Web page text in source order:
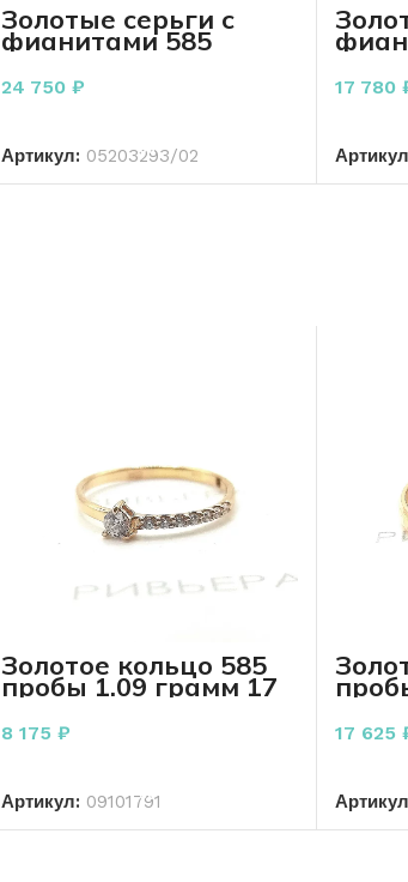
Золотые серьги с
фианитами 585
пробы 3.30 грамма
24 750 ₽
Артикул: 05203293/02
17 780
Золотое кольцо 585
пробы 1.09 грамм 17
р-р
8 175 ₽
Артикул: 09101791
р-р
17 625